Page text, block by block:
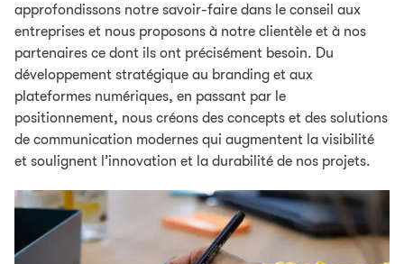
approfondissons notre savoir-faire dans le conseil aux
entreprises et nous proposons à notre clientèle et à nos
partenaires ce dont ils ont précisément besoin. Du
développement stratégique au branding et aux
plateformes numériques, en passant par le
positionnement, nous créons des concepts et des solutions
de communication modernes qui augmentent la visibilité
et soulignent l’innovation et la durabilité de nos projets.